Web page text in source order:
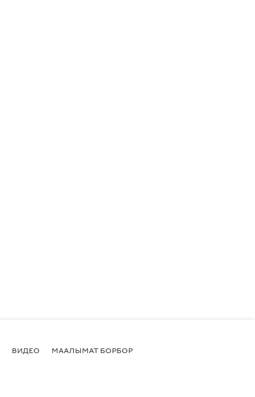
ВИДЕО МААЛЫМАТ БОРБОР